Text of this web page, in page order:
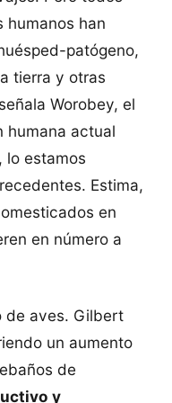
humanos han
patógeno,
tierra y otras
Worobey, el
humana actual
lo estamos
Estima,
en
en número a
de aves. Gilbert
un aumento
de
y